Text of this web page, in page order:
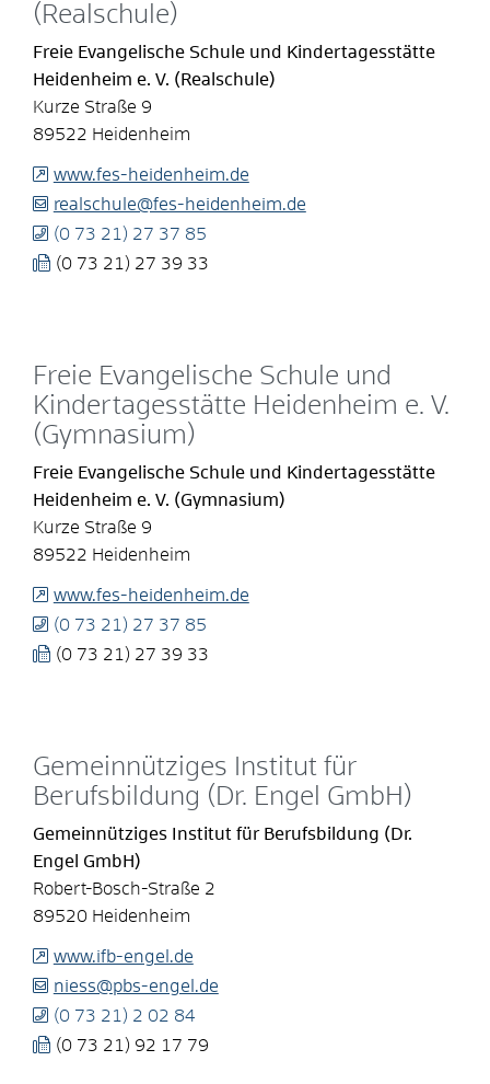
(Realschule)
Freie Evangelische Schule und Kindertagesstätte
Heidenheim e. V. (Realschule)
Kurze Straße 9
89522 Heidenheim
www.fes-heidenheim.de
realschule@fes-heidenheim.de
(0 73 21) 27 37 85
(0 73 21) 27 39 33
Freie Evangelische Schule und
Kindertagesstätte Heidenheim e. V.
(Gymnasium)
Freie Evangelische Schule und Kindertagesstätte
Heidenheim e. V. (Gymnasium)
Kurze Straße 9
89522 Heidenheim
www.fes-heidenheim.de
(0 73 21) 27 37 85
(0 73 21) 27 39 33
Gemeinnütziges Institut für
Berufsbildung (Dr. Engel GmbH)
Gemeinnütziges Institut für Berufsbildung (Dr.
Engel GmbH)
Robert-Bosch-Straße 2
89520 Heidenheim
www.ifb-engel.de
niess@pbs-engel.de
(0 73 21) 2 02 84
(0 73 21) 92 17 79